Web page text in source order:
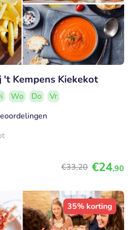
Kempens Kiekekot
Wo Do
Vr
€33,20 €24,90
35% korting